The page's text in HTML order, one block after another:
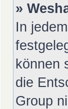
»
In
können
die
Group